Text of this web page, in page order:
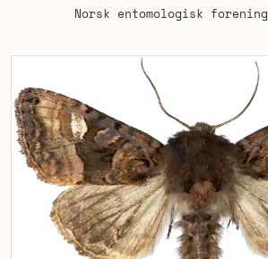
Norsk entomologisk forening